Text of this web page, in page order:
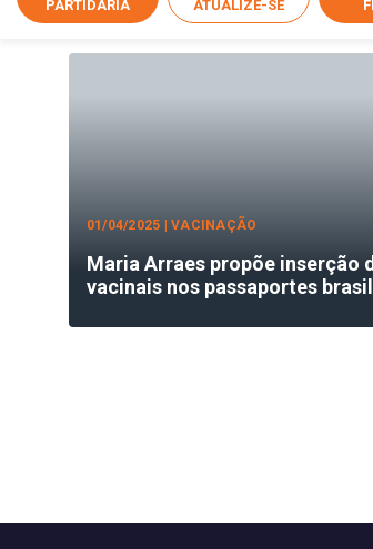
PARTIDÁRIA
ATUALIZE-SE
Turismo
01/04/2025 | VACINAÇÃO
Maria Arraes propõe inserção
vacinais nos passaportes